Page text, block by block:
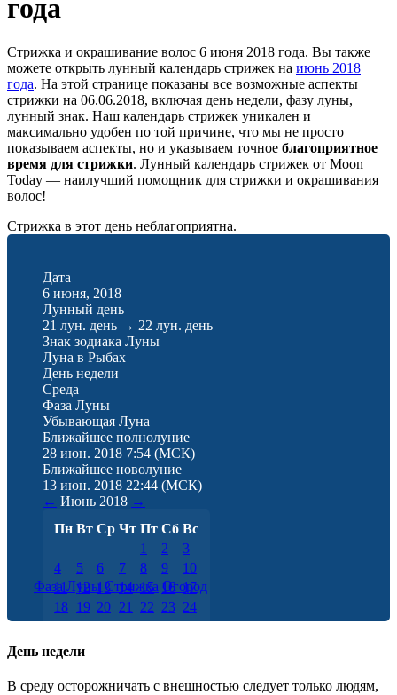
года
Стрижка и окрашивание волос 6 июня 2018 года. Вы также
можете открыть лунный календарь стрижек на июнь 2018
года. На этой странице показаны все возможные аспекты
стрижки на 06.06.2018, включая день недели, фазу луны,
лунный знак. Наш календарь стрижек уникален и
максимально удобен по той причине, что мы не просто
показываем аспекты, но и указываем точное благоприятное
время для стрижки. Лунный календарь стрижек от Moon
Today — наилучший помощник для стрижки и окрашивания
волос!
Стрижка в этот день неблагоприятна.
Дата
6 июня, 2018
Лунный день
21 лун. день → 22 лун. день
Знак зодиака Луны
Луна в Рыбах
День недели
Среда
Фаза Луны
Убывающая Луна
Ближайшее полнолуние
28 июн. 2018 7:54 (МСК)
Ближайшее новолуние
13 июн. 2018 22:44 (МСК)
← Июнь 2018 →
Пн Вт Ср Чт Пт Сб Вс
1
2
3
4
5 6 7 8 9
10
11 12 13 14 15 16 17
18 19 20 21 22 23 24
25 26 27 28 29 30
Фаза Луны Стрижка Огород
День недели
В среду осторожничать с внешностью следует только людям,